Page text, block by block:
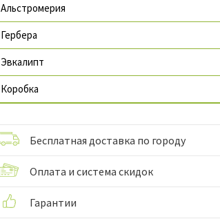
Альстромерия
Гербера
Эвкалипт
Коробка
Бесплатная доставка по городу
Оплата и система скидок
Гарантии